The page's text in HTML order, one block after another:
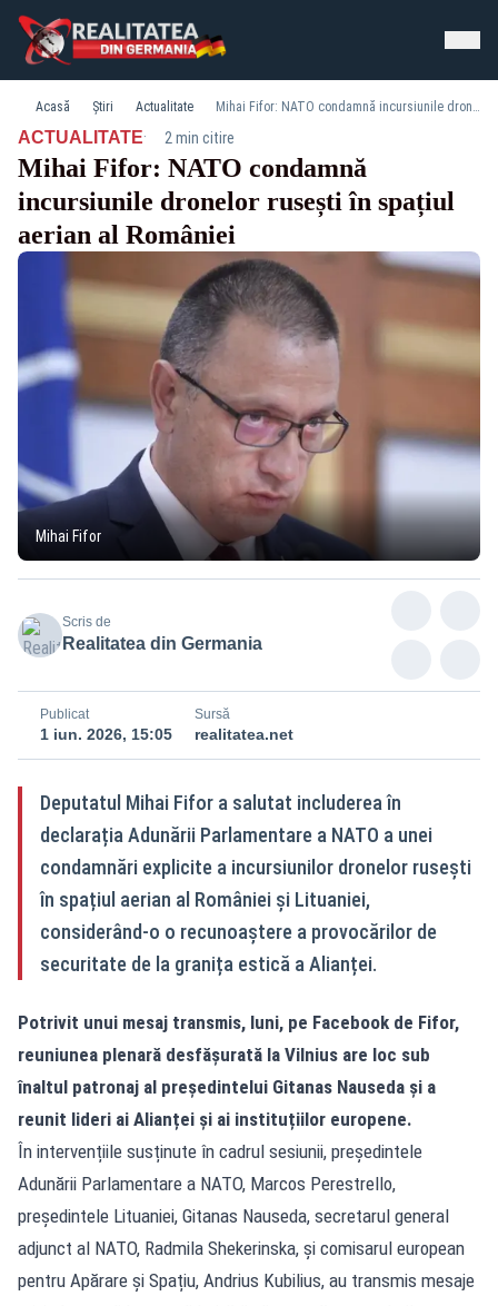
Acasă Știri Actualitate Mihai Fifor: NATO condamnă incursiunile dronelor rusești în spațiul aerian al României
ACTUALITATE· 2 min citire
Mihai Fifor: NATO condamnă
incursiunile dronelor rusești în spațiul
aerian al României
Mihai Fifor
Scris de
Realitatea din Germania
Publicat
1 iun. 2026, 15:05
Sursă
realitatea.net
Deputatul Mihai Fifor a salutat includerea în
declarația Adunării Parlamentare a NATO a unei
condamnări explicite a incursiunilor dronelor rusești
în spațiul aerian al României și Lituaniei,
considerând-o o recunoaștere a provocărilor de
securitate de la granița estică a Alianței.
Potrivit unui mesaj transmis, luni, pe Facebook de Fifor,
reuniunea plenară desfășurată la Vilnius are loc sub
înaltul patronaj al președintelui Gitanas Nauseda și a
reunit lideri ai Alianței și ai instituțiilor europene.
În intervențiile susținute în cadrul sesiunii, președintele
Adunării Parlamentare a NATO, Marcos Perestrello,
președintele Lituaniei, Gitanas Nauseda, secretarul general
adjunct al NATO, Radmila Shekerinska, și comisarul european
pentru Apărare și Spațiu, Andrius Kubilius, au transmis mesaje